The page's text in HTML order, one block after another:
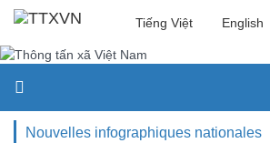
Tiếng Việt English
Nouvelles infographiques nationales